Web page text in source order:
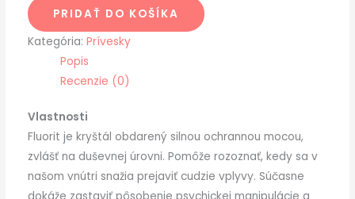
PRIDAŤ DO KOŠÍKA
Kategória: Prívesky
Popis
Recenzie (0)
Vlastnosti
Fluorit je kryštál obdarený silnou ochrannou mocou,
zvlášť na duševnej úrovni. Pomôže rozoznať, kedy sa v
našom vnútri snažia prejaviť cudzie vplyvy. Súčasne